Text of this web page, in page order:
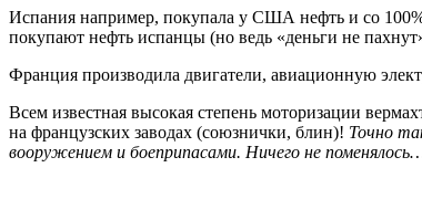
Испания например, покупала у США нефть и со
покупают нефть испанцы (но ведь «деньги не
Франция производила двигатели, авиационную
Всем известная высокая степень моторизации
на французских заводах (союзнички, блин)! Точно
вооружением и боеприпасами. Ничего не